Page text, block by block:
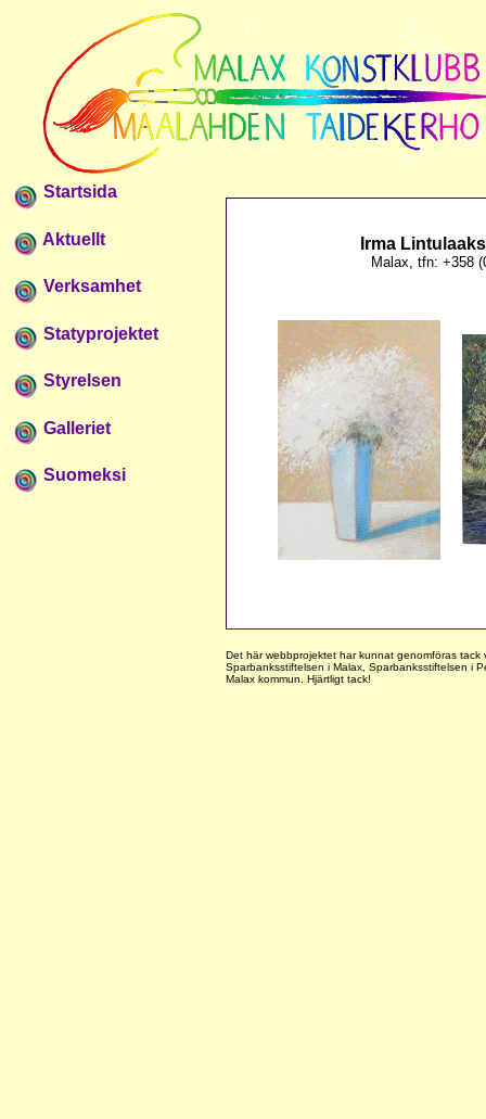
Startsida
Aktuellt
Verksamhet
Statyprojektet
Styrelsen
Galleriet
Suomeksi
Irma
Malax, tfn: +358
Det här webbprojektet har kunnat genomföras
Sparbanksstiftelsen i Malax, Sparbanksstiftelsen i
Malax kommun. Hjärtligt tack!